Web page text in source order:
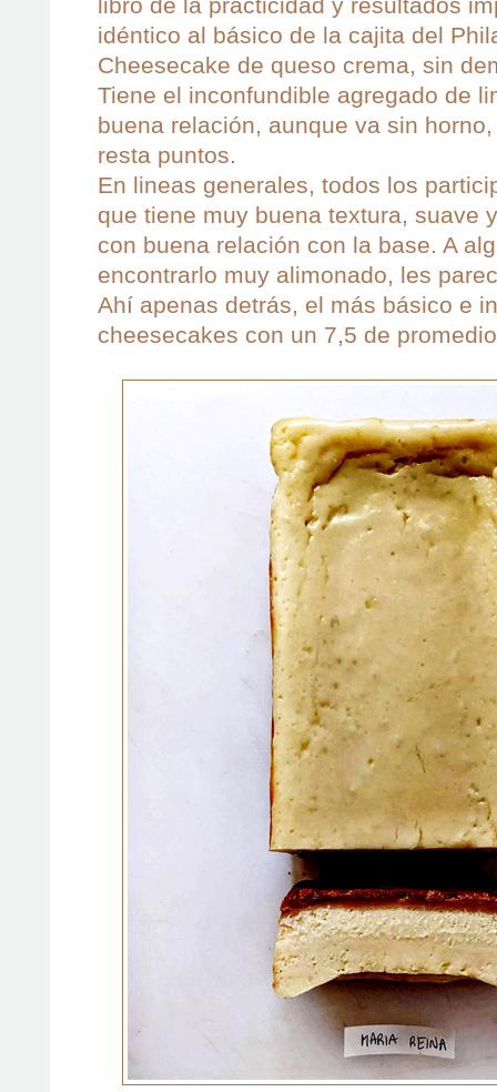
idéntico al básico de la cajita del
Cheesecake de queso crema, sin
Tiene el inconfundible agregado de
buena relación, aunque va sin
resta puntos.
En lineas generales, todos los
que tiene muy buena textura, suave
con buena relación con la base. A
encontrarlo muy alimonado, les
Ahí apenas detrás, el más básico e
cheesecakes con un 7,5 de